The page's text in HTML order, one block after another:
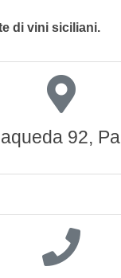
di vini siciliani.
92,